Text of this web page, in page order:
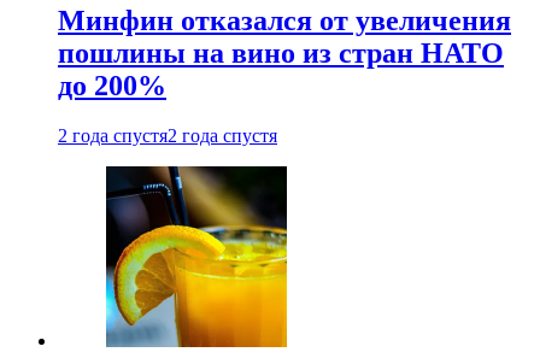
Минфин отказался от увеличения
пошлины на вино из стран НАТО
до 200%
2 года спустя2 года спустя